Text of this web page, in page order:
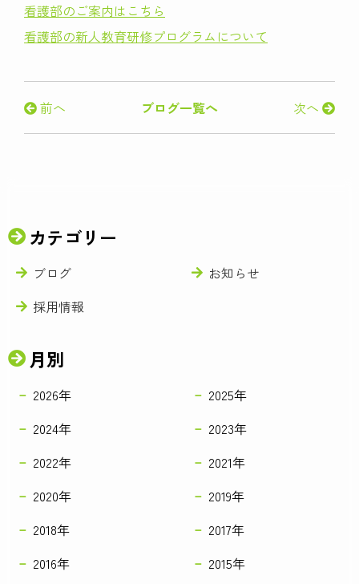
看護部のご案内はこちら
看護部の新人教育研修プログラムについて
前へ 次へ
ブログ一覧へ
カテゴリー
ブログ
お知らせ
採用情報
月別
2026年
2025年
2024年
2023年
2022年
2021年
2020年
2019年
2018年
2017年
2016年
2015年